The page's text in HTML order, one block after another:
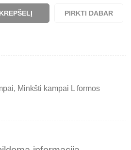
PIRKTI DABAR
, Minkšti kampai L formos